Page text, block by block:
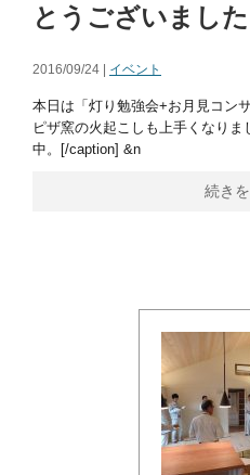
とうございました
2016/09/24 | イベント
本日は「灯り勉強会+お月見コン
ピザ窯の火起こしも上手くなり
中。[/caption] &n
続き